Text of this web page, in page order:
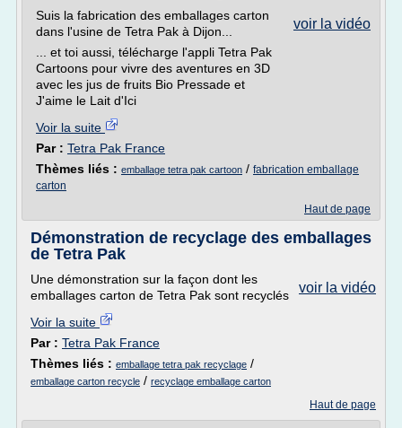
voir la vidéo
Suis la fabrication des emballages carton
dans l'usine de Tetra Pak à Dijon...
... et toi aussi, télécharge l'appli Tetra Pak
Cartoons pour vivre des aventures en 3D
avec les jus de fruits Bio Pressade et
J'aime le Lait d'Ici
Voir la suite
Par : Tetra Pak France
Thèmes liés : emballage tetra pak cartoon / fabrication emballage
carton
Haut de page
Démonstration de recyclage des emballages
de Tetra Pak
voir la vidéo
Une démonstration sur la façon dont les
emballages carton de Tetra Pak sont recyclés
Voir la suite
Par : Tetra Pak France
Thèmes liés : emballage tetra pak recyclage /
emballage carton recycle / recyclage emballage carton
Haut de page